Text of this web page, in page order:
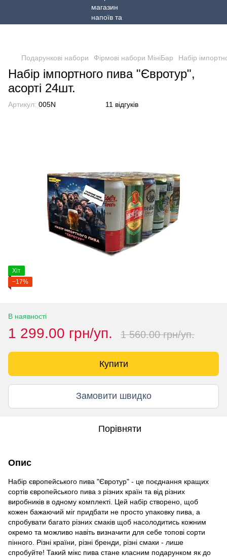
Подарункові набори Фірмові набори МініБар Набір
Набір імпортного пива "Євротур",
асорті 24шт.
Артикул: 005N 11 відгуків
Хіт
−17%
В наявності
1 299.00 грн/уп. 1 560.00 грн/уп.
Купити
Замовити швидко
Порівняти
Опис
Набір європейського пива "Євротур" - це поєднання кращих
сортів європейського пива з різних країн та від різних
виробників в одному комплекті. Цей набір створено, щоб
кожен бажаючий міг придбати не просто упаковку пива, а
спробувати багато різних смаків щоб насолодитись кожним
окремо та можливо навіть визначити для себе топові сорти
пінного. Різні країни, різні бренди, різні смаки - лише
спробуйте! Такий мікс пива стане класним подарунком як до